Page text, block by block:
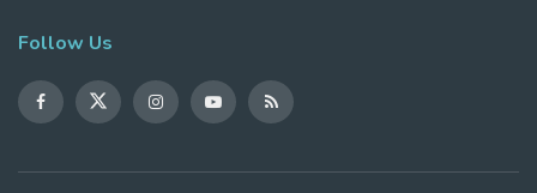
Follow Us